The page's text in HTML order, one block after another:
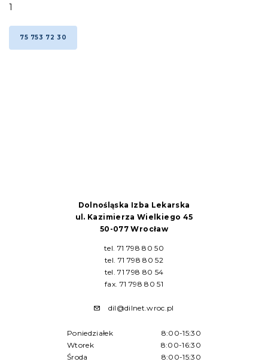
1
75 753 72 30
Dolnośląska Izba Lekarska
ul. Kazimierza Wielkiego 45
50-077 Wrocław
tel. 71 798 80 50
tel. 71 798 80 52
tel. 71 798 80 54
fax. 71 798 80 51
dil@dilnet.wroc.pl
Poniedziałek
8:00-15:30
Wtorek
8:00-16:30
Środa
8:00-15:30